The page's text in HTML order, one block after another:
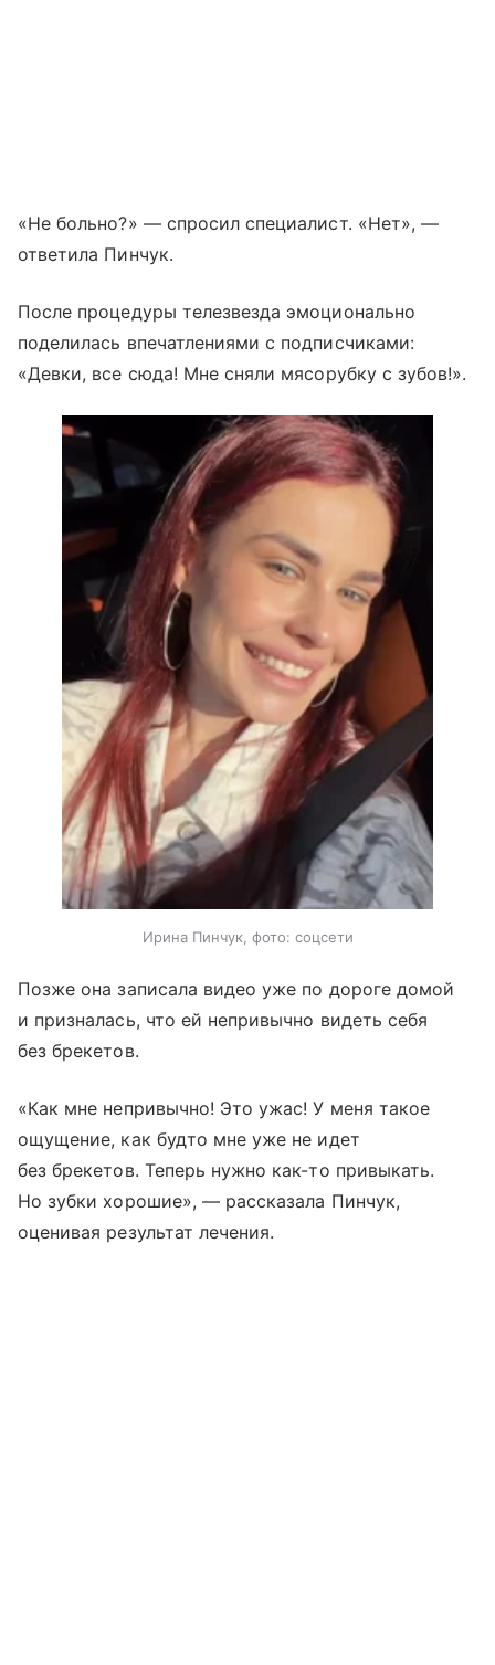
«Не больно?» — спросил специалист. «Нет», —
ответила Пинчук.
После процедуры телезвезда эмоционально
поделилась впечатлениями с подписчиками:
«Девки, все сюда! Мне сняли мясорубку с зубов!».
Ирина Пинчук, фото: соцсети
Позже она записала видео уже по дороге домой
и призналась, что ей непривычно видеть себя
без брекетов.
«Как мне непривычно! Это ужас! У меня такое
ощущение, как будто мне уже не идет
без брекетов. Теперь нужно как-то привыкать.
Но зубки хорошие», — рассказала Пинчук,
оценивая результат лечения.